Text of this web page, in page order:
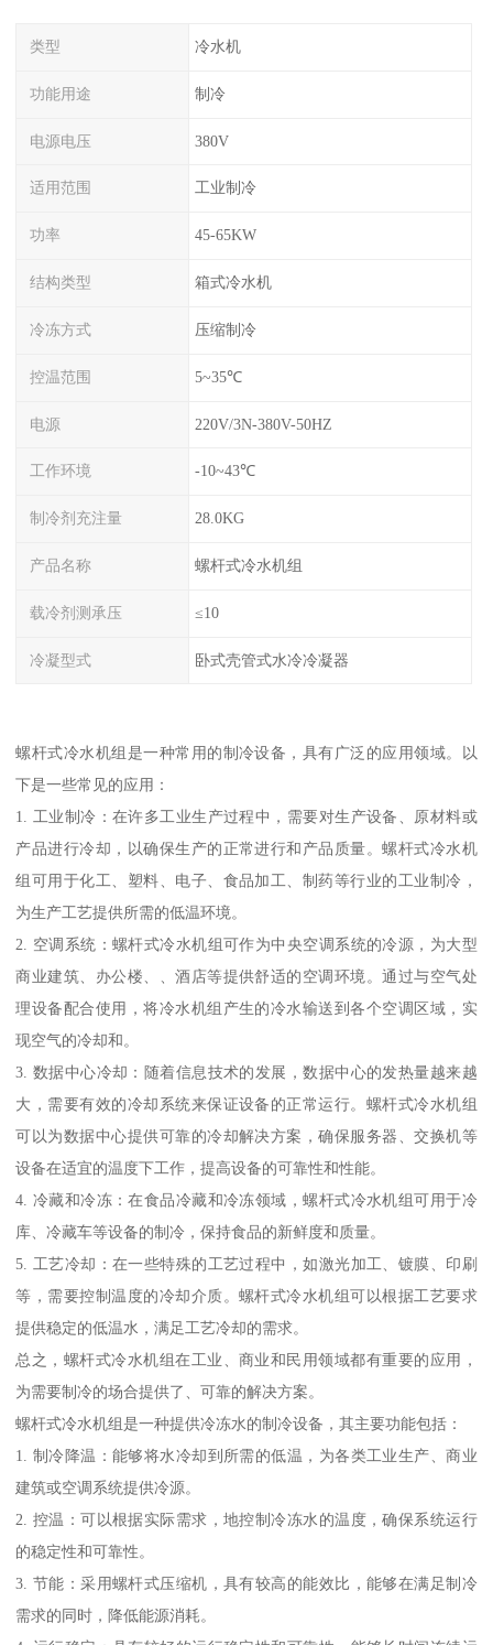
类型 冷水机
功能用途 制冷
电源电压 380V
适用范围 工业制冷
功率 45-65KW
结构类型 箱式冷水机
冷冻方式 压缩制冷
控温范围 5~35℃
电源 220V/3N-380V-50HZ
工作环境 -10~43℃
制冷剂充注量 28.0KG
产品名称 螺杆式冷水机组
载冷剂测承压 ≤10
冷凝型式 卧式壳管式水冷冷凝器
螺杆式冷水机组是一种常用的制冷设备，具有广泛的应用领域。以
下是一些常见的应用：
1. 工业制冷：在许多工业生产过程中，需要对生产设备、原材料或
产品进行冷却，以确保生产的正常进行和产品质量。螺杆式冷水机
组可用于化工、塑料、电子、食品加工、制药等行业的工业制冷，
为生产工艺提供所需的低温环境。
2. 空调系统：螺杆式冷水机组可作为中央空调系统的冷源，为大型
商业建筑、办公楼、、酒店等提供舒适的空调环境。通过与空气处
理设备配合使用，将冷水机组产生的冷水输送到各个空调区域，实
现空气的冷却和。
3. 数据中心冷却：随着信息技术的发展，数据中心的发热量越来越
大，需要有效的冷却系统来保证设备的正常运行。螺杆式冷水机组
可以为数据中心提供可靠的冷却解决方案，确保服务器、交换机等
设备在适宜的温度下工作，提高设备的可靠性和性能。
4. 冷藏和冷冻：在食品冷藏和冷冻领域，螺杆式冷水机组可用于冷
库、冷藏车等设备的制冷，保持食品的新鲜度和质量。
5. 工艺冷却：在一些特殊的工艺过程中，如激光加工、镀膜、印刷
等，需要控制温度的冷却介质。螺杆式冷水机组可以根据工艺要求
提供稳定的低温水，满足工艺冷却的需求。
总之，螺杆式冷水机组在工业、商业和民用领域都有重要的应用，
为需要制冷的场合提供了、可靠的解决方案。
螺杆式冷水机组是一种提供冷冻水的制冷设备，其主要功能包括：
1. 制冷降温：能够将水冷却到所需的低温，为各类工业生产、商业
建筑或空调系统提供冷源。
2. 控温：可以根据实际需求，地控制冷冻水的温度，确保系统运行
的稳定性和可靠性。
3. 节能：采用螺杆式压缩机，具有较高的能效比，能够在满足制冷
需求的同时，降低能源消耗。